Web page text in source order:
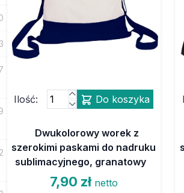
Ilość: Do koszyka
Dwukolorowy worek z
szerokimi paskami do nadruku
sublimacyjnego, granatowy
7,90 zł netto